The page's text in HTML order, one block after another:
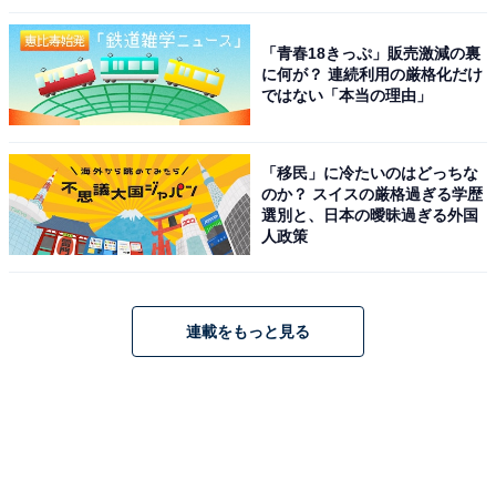
「青春18きっぷ」販売激減の裏
に何が？ 連続利用の厳格化だけ
ではない「本当の理由」
「移民」に冷たいのはどっちな
のか？ スイスの厳格過ぎる学歴
選別と、日本の曖昧過ぎる外国
人政策
連載をもっと見る